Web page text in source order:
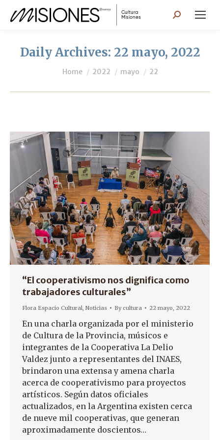
Search:
Daily Archives: 22 mayo, 2022
You are here:
Home 2022 mayo 22
“El cooperativismo nos dignifica como
trabajadores culturales”
Flora Espacio Cultural, Noticias Bycultura 22 mayo, 2022
En una charla organizada por el ministerio
de Cultura de la Provincia, músicos e
integrantes de la Cooperativa La Delio
Valdez junto a representantes del INAES,
brindaron una extensa y amena charla
acerca de cooperativismo para proyectos
artísticos. Según datos oficiales
actualizados, en la Argentina existen cerca
de nueve mil cooperativas, que generan
aproximadamente doscientos…